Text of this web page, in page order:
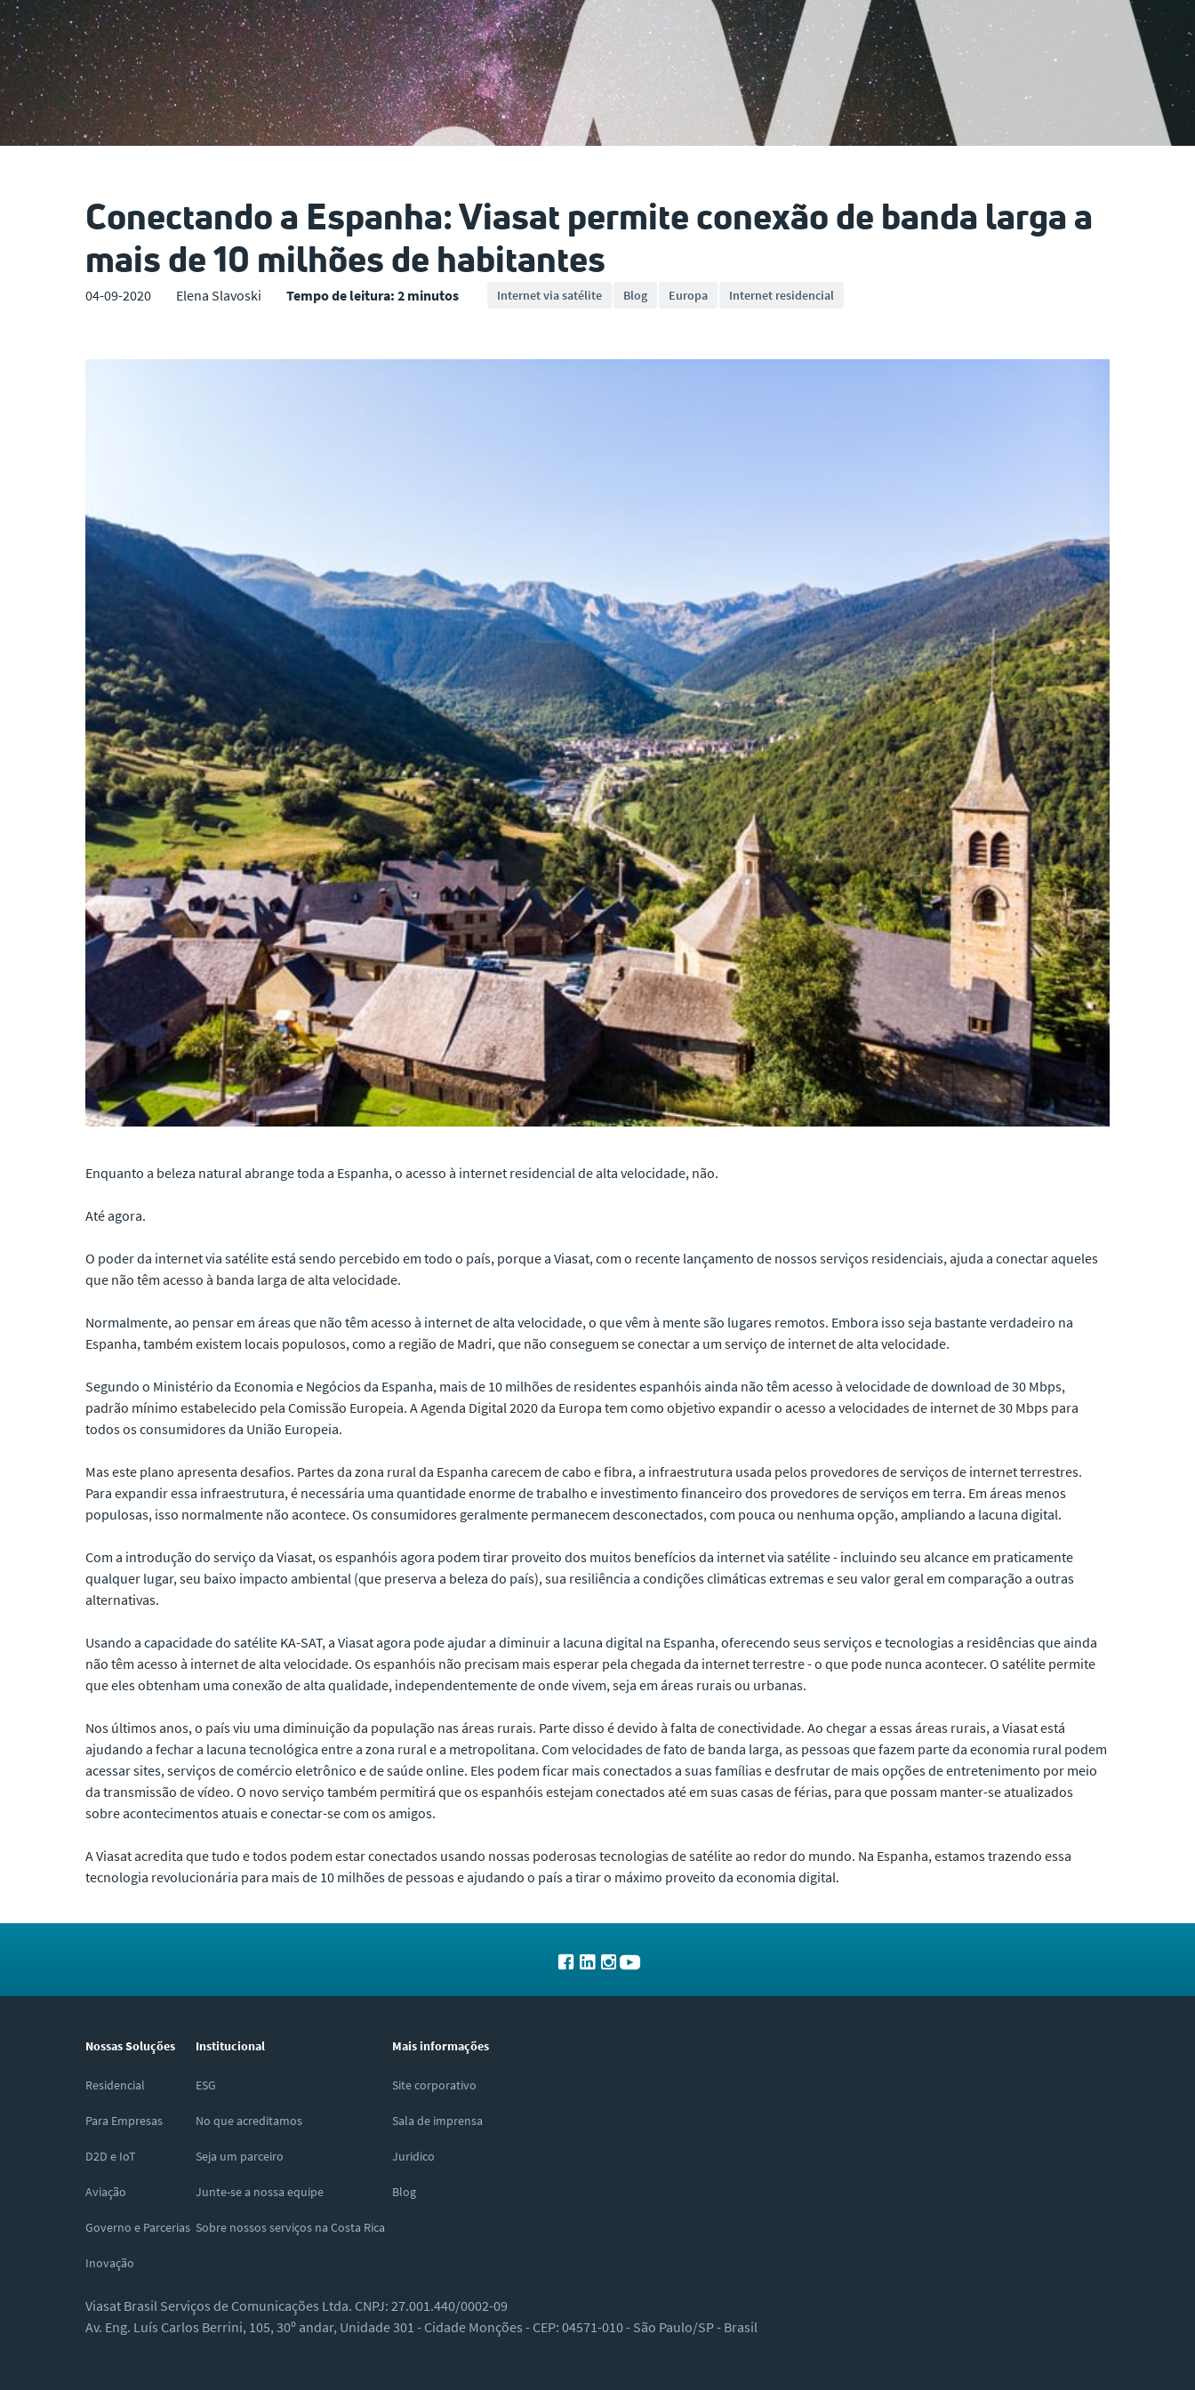
Conectando a Espanha: Viasat permite conexão de banda larga a
mais de 10 milhões de habitantes
04-09-2020 Elena Slavoski Tempo de leitura: 2 minutos Internet via satélite Blog Europa Internet residencial
Enquanto a beleza natural abrange toda a Espanha, o acesso à internet residencial de alta velocidade, não.
Até agora.
O poder da internet via satélite está sendo percebido em todo o país, porque a Viasat, com o recente lançamento de nossos serviços residenciais, ajuda a conectar aqueles
que não têm acesso à banda larga de alta velocidade.
Normalmente, ao pensar em áreas que não têm acesso à internet de alta velocidade, o que vêm à mente são lugares remotos. Embora isso seja bastante verdadeiro na
Espanha, também existem locais populosos, como a região de Madri, que não conseguem se conectar a um serviço de internet de alta velocidade.
Segundo o Ministério da Economia e Negócios da Espanha, mais de 10 milhões de residentes espanhóis ainda não têm acesso à velocidade de download de 30 Mbps,
padrão mínimo estabelecido pela Comissão Europeia. A Agenda Digital 2020 da Europa tem como objetivo expandir o acesso a velocidades de internet de 30 Mbps para
todos os consumidores da União Europeia.
Mas este plano apresenta desafios. Partes da zona rural da Espanha carecem de cabo e fibra, a infraestrutura usada pelos provedores de serviços de internet terrestres.
Para expandir essa infraestrutura, é necessária uma quantidade enorme de trabalho e investimento financeiro dos provedores de serviços em terra. Em áreas menos
populosas, isso normalmente não acontece. Os consumidores geralmente permanecem desconectados, com pouca ou nenhuma opção, ampliando a lacuna digital.
Com a introdução do serviço da Viasat, os espanhóis agora podem tirar proveito dos muitos benefícios da internet via satélite - incluindo seu alcance em praticamente
qualquer lugar, seu baixo impacto ambiental (que preserva a beleza do país), sua resiliência a condições climáticas extremas e seu valor geral em comparação a outras
alternativas.
Usando a capacidade do satélite KA-SAT, a Viasat agora pode ajudar a diminuir a lacuna digital na Espanha, oferecendo seus serviços e tecnologias a residências que ainda
não têm acesso à internet de alta velocidade. Os espanhóis não precisam mais esperar pela chegada da internet terrestre - o que pode nunca acontecer. O satélite permite
que eles obtenham uma conexão de alta qualidade, independentemente de onde vivem, seja em áreas rurais ou urbanas.
Nos últimos anos, o país viu uma diminuição da população nas áreas rurais. Parte disso é devido à falta de conectividade. Ao chegar a essas áreas rurais, a Viasat está
ajudando a fechar a lacuna tecnológica entre a zona rural e a metropolitana. Com velocidades de fato de banda larga, as pessoas que fazem parte da economia rural podem
acessar sites, serviços de comércio eletrônico e de saúde online. Eles podem ficar mais conectados a suas famílias e desfrutar de mais opções de entretenimento por meio
da transmissão de vídeo. O novo serviço também permitirá que os espanhóis estejam conectados até em suas casas de férias, para que possam manter-se atualizados
sobre acontecimentos atuais e conectar-se com os amigos.
A Viasat acredita que tudo e todos podem estar conectados usando nossas poderosas tecnologias de satélite ao redor do mundo. Na Espanha, estamos trazendo essa
tecnologia revolucionária para mais de 10 milhões de pessoas e ajudando o país a tirar o máximo proveito da economia digital.
Nossas Soluções
Residencial
Para Empresas
D2D e IoT
Aviação
Governo e Parcerias
Inovação
Institucional
ESG
No que acreditamos
Seja um parceiro
Junte-se a nossa equipe
Sobre nossos serviços na Costa Rica
Mais informações
Site corporativo
Sala de imprensa
Juridico
Blog
Viasat Brasil Serviços de Comunicações Ltda. CNPJ: 27.001.440/0002-09
Av. Eng. Luís Carlos Berrini, 105, 30º andar, Unidade 301 - Cidade Monções - CEP: 04571-010 - São Paulo/SP - Brasil